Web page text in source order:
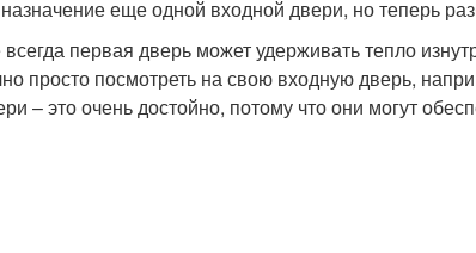
еще одной входной двери, но теперь
первая дверь может удерживать тепло
просто посмотреть на свою входную дверь,
– это очень достойно, потому что они могут